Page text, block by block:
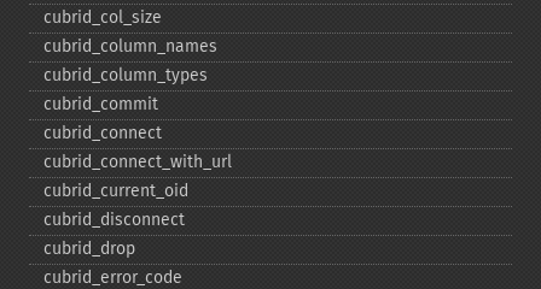
cubrid_​col_​size
cubrid_​column_​names
cubrid_​column_​types
cubrid_​commit
cubrid_​connect
cubrid_​connect_​with_​url
cubrid_​current_​oid
cubrid_​disconnect
cubrid_​drop
cubrid_​error_​code